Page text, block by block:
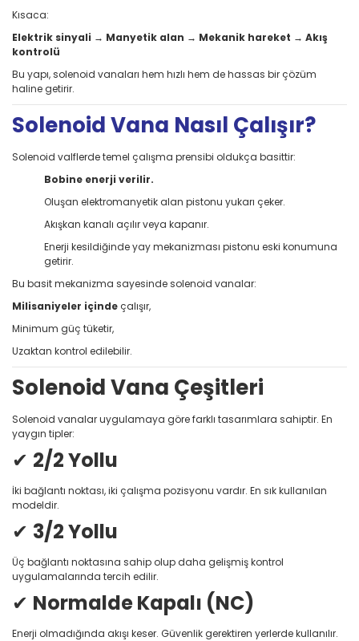
Kısaca:
Elektrik sinyali → Manyetik alan → Mekanik hareket → Akış
kontrolü
Bu yapı, solenoid vanaları hem hızlı hem de hassas bir çözüm
haline getirir.
Solenoid Vana Nasıl Çalışır?
Solenoid valflerde temel çalışma prensibi oldukça basittir:
Bobine enerji verilir.
Oluşan elektromanyetik alan pistonu yukarı çeker.
Akışkan kanalı açılır veya kapanır.
Enerji kesildiğinde yay mekanizması pistonu eski konumuna
getirir.
Bu basit mekanizma sayesinde solenoid vanalar:
Milisaniyeler içinde çalışır,
Minimum güç tüketir,
Uzaktan kontrol edilebilir.
Solenoid Vana Çeşitleri
Solenoid vanalar uygulamaya göre farklı tasarımlara sahiptir. En
yaygın tipler:
✔ 2/2 Yollu
İki bağlantı noktası, iki çalışma pozisyonu vardır. En sık kullanılan
modeldir.
✔ 3/2 Yollu
Üç bağlantı noktasına sahip olup daha gelişmiş kontrol
uygulamalarında tercih edilir.
✔ Normalde Kapalı (NC)
Enerji olmadığında akışı keser. Güvenlik gerektiren yerlerde kullanılır.